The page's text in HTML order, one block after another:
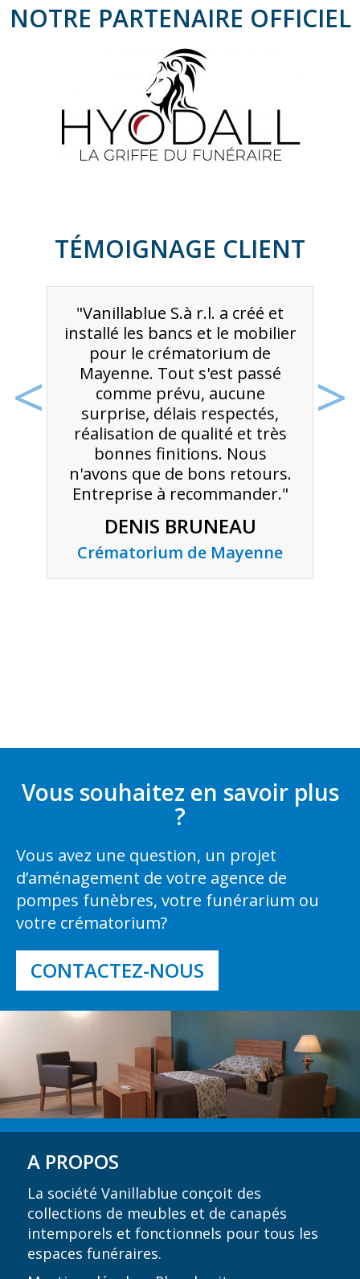
NOTRE PARTENAIRE OFFICIEL
TÉMOIGNAGE CLIENT
"Vanillablue S.à r.l. a créé et
installé les bancs et le mobilier
pour le crématorium de
Mayenne. Tout s'est passé
comme prévu, aucune
surprise, délais respectés,
réalisation de qualité et très
bonnes finitions. Nous
n'avons que de bons retours.
Entreprise à recommander."
DENIS BRUNEAU
Crématorium de Mayenne
< >
Vous souhaitez en savoir plus
?
Vous avez une question, un projet
d’aménagement de votre agence de
pompes funèbres, votre funérarium ou
votre crématorium?
CONTACTEZ-NOUS
A PROPOS
La société Vanillablue conçoit des
collections de meubles et de canapés
intemporels et fonctionnels pour tous les
espaces funéraires.